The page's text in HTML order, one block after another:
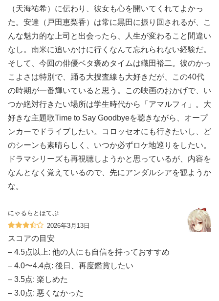
（天海祐希）に伝わり、彼女も心を開いてくれてよかっ
た。安達（戸田恵梨香）は常に黒田に振り回されるが、こ
んな魅力的な上司と出会ったら、人生が変わること間違い
なし。南米に追いかけに行くなんて忘れられない経験だ。
そして、今回の俳優ベタ褒めタイムは織田裕二。彼のかっ
こよさは特別で、踊る大捜査線も大好きだが、この40代
の時期が一番輝いていると思う。この映画のおかげで、い
つか絶対行きたい場所は学生時代から「アマルフィ」。大
好きな主題歌Time to Say Goodbyeを聴きながら、オープ
ンカーでドライブしたい。コロッセオにも行きたいし、ど
のシーンも素晴らしく、いつか必ずロケ地巡りをしたい。
ドラマシリーズも再視聴しようかと思っているが、内容を
なんとなく覚えているので、先にアンダルシアを観ようか
な。
にゃるらとほてぷ
2026年3月13日
スコアの目安
– 4.5点以上: 他の人にも自信を持っておすすめ
– 4.0〜4.4点: 後日、再度鑑賞したい
– 3.5点: 楽しめた
– 3.0点: 悪くなかった